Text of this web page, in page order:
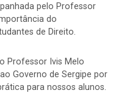
pelo Professor
do
de Direito.
Professor Ivis Melo
Governo de Sergipe por
para nossos alunos.